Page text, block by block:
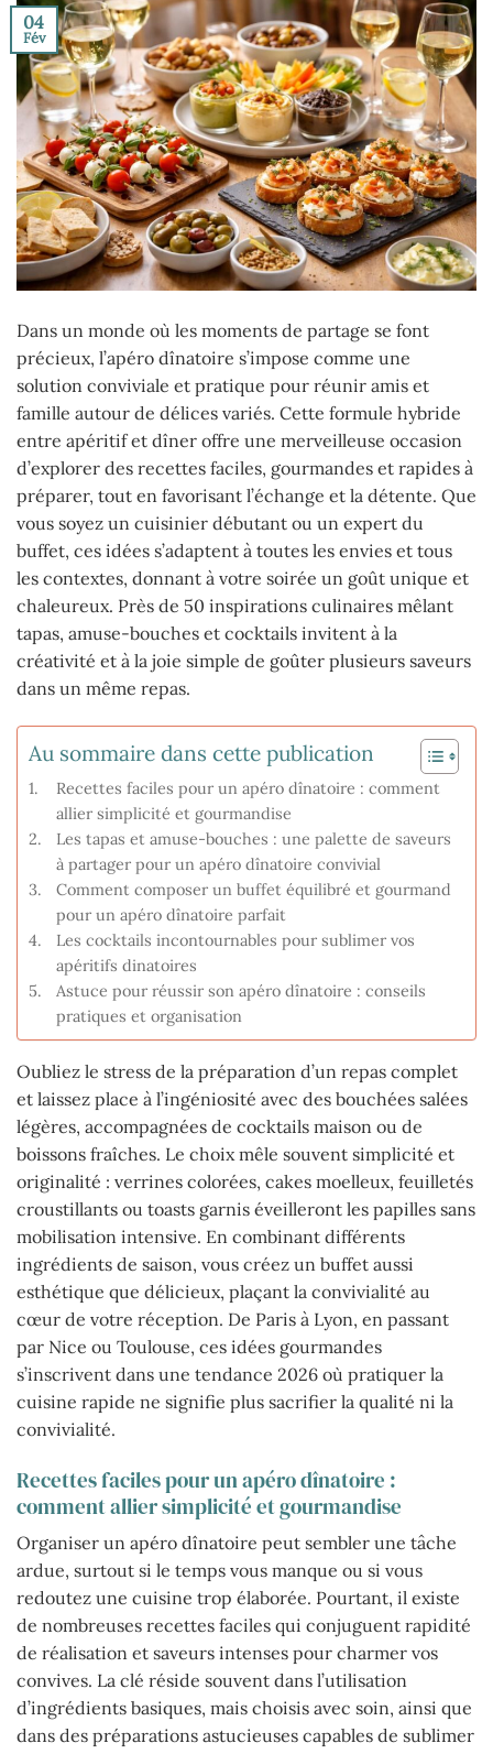
04
Fév
Dans un monde où les moments de partage se font
précieux, l’apéro dînatoire s’impose comme une
solution conviviale et pratique pour réunir amis et
famille autour de délices variés. Cette formule hybride
entre apéritif et dîner offre une merveilleuse occasion
d’explorer des recettes faciles, gourmandes et rapides à
préparer, tout en favorisant l’échange et la détente. Que
vous soyez un cuisinier débutant ou un expert du
buffet, ces idées s’adaptent à toutes les envies et tous
les contextes, donnant à votre soirée un goût unique et
chaleureux. Près de 50 inspirations culinaires mêlant
tapas, amuse-bouches et cocktails invitent à la
créativité et à la joie simple de goûter plusieurs saveurs
dans un même repas.
Au sommaire dans cette publication
Recettes faciles pour un apéro dînatoire : comment
allier simplicité et gourmandise
Les tapas et amuse-bouches : une palette de saveurs
à partager pour un apéro dînatoire convivial
Comment composer un buffet équilibré et gourmand
pour un apéro dînatoire parfait
Les cocktails incontournables pour sublimer vos
apéritifs dinatoires
Astuce pour réussir son apéro dînatoire : conseils
pratiques et organisation
Oubliez le stress de la préparation d’un repas complet
et laissez place à l’ingéniosité avec des bouchées salées
légères, accompagnées de cocktails maison ou de
boissons fraîches. Le choix mêle souvent simplicité et
originalité : verrines colorées, cakes moelleux, feuilletés
croustillants ou toasts garnis éveilleront les papilles sans
mobilisation intensive. En combinant différents
ingrédients de saison, vous créez un buffet aussi
esthétique que délicieux, plaçant la convivialité au
cœur de votre réception. De Paris à Lyon, en passant
par Nice ou Toulouse, ces idées gourmandes
s’inscrivent dans une tendance 2026 où pratiquer la
cuisine rapide ne signifie plus sacrifier la qualité ni la
convivialité.
Recettes faciles pour un apéro dînatoire :
comment allier simplicité et gourmandise
Organiser un apéro dînatoire peut sembler une tâche
ardue, surtout si le temps vous manque ou si vous
redoutez une cuisine trop élaborée. Pourtant, il existe
de nombreuses recettes faciles qui conjuguent rapidité
de réalisation et saveurs intenses pour charmer vos
convives. La clé réside souvent dans l’utilisation
d’ingrédients basiques, mais choisis avec soin, ainsi que
dans des préparations astucieuses capables de sublimer